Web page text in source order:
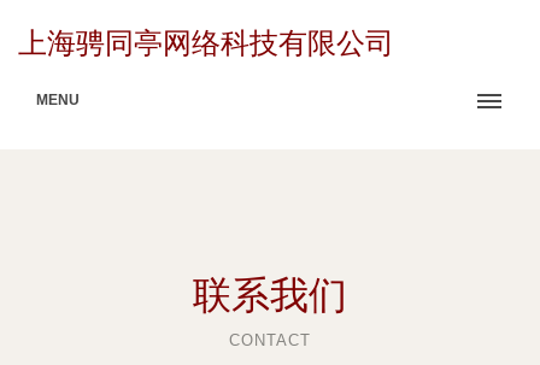
上海骋同亭网络科技有限公司
MENU
联系我们
CONTACT